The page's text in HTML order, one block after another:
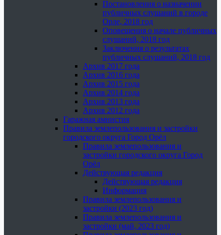
Постановления о назначении
публичных слушаний в городе
Орле, 2018 год
Оповещения о начале публичных
слушаний, 2018 год
Заключения о результатах
публичных слушаний, 2018 год
Архив 2017 года
Архив 2016 года
Архив 2015 года
Архив 2014 года
Архив 2013 года
Архив 2012 года
Гаражная амнистия
Правила землепользования и застройки
городского округа Город Орёл
Правила землепользования и
застройки городского округа Город
Орёл
Действующая редакция
Действующая редакция
Информация
Правила землепользования и
застройки (2023 год)
Правила землепользования и
застройки (май, 2023 год)